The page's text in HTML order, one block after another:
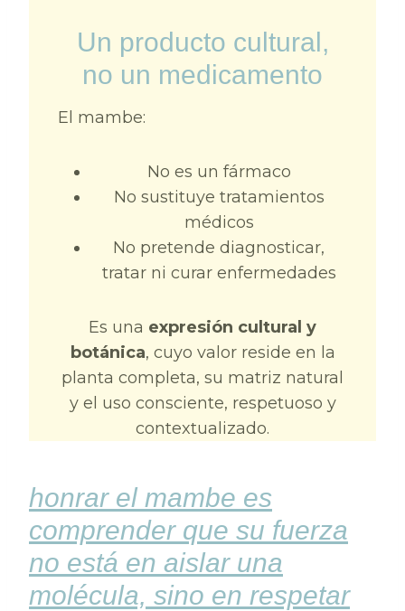
Un producto cultural,
no un medicamento
El mambe:
No es un fármaco
No sustituye tratamientos
médicos
No pretende diagnosticar,
tratar ni curar enfermedades
Es una expresión cultural y
botánica, cuyo valor reside en la
planta completa, su matriz natural
y el uso consciente, respetuoso y
contextualizado.
honrar el mambe es
comprender que su fuerza
no está en aislar una
molécula, sino en respetar